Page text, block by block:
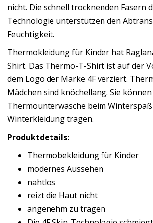
nicht. Die schnell trocknenden Fasern
Technologie unterstützen den
Feuchtigkeit.
Thermokleidung für Kinder hat
Shirt. Das Thermo-T-Shirt ist auf der
dem Logo der Marke 4F verziert.
Mädchen sind knöchellang. Sie
Thermounterwäsche beim
Winterkleidung tragen.
Produktdetails:
Thermobekleidung für Kinder
modernes Aussehen
nahtlos
reizt die Haut nicht
angenehm zu tragen